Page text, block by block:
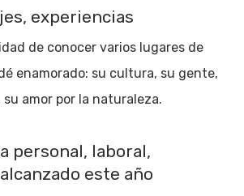
experiencias
de conocer varios lugares de
enamorado: su cultura, su gente,
amor por la naturaleza.
personal, laboral,
este año